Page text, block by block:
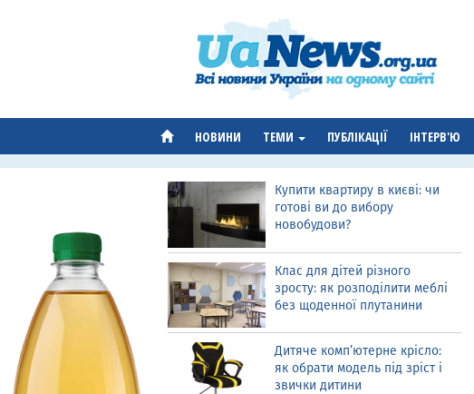
НОВИНИ ТЕМИ ПУБЛІКАЦІЇ ІНТЕРВ'Ю
Купити квартиру в києві: чи
готові ви до вибору
новобудови?
Клас для дітей різного
зросту: як розподілити меблі
без щоденної плутанини
Дитяче комп’ютерне крісло:
як обрати модель під зріст і
звички дитини